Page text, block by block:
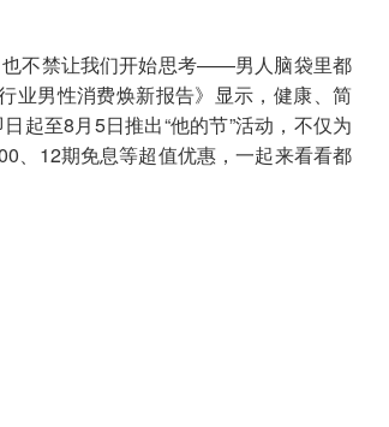
也不禁让我们开始思考——男人脑袋里都
业男性消费焕新报告》显示，健康、简
起至8月5日推出“他的节”活动，不仅为
、12期免息等超值优惠，一起来看看都